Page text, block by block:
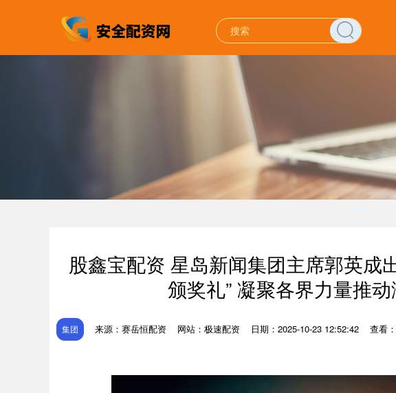
股鑫宝配资 星岛新闻集团主席郭英成
颁奖礼” 凝聚各界力量推
集团 来源：赛岳恒配资 网站：极速配资 日期：2025-10-23 12:52:42 查看